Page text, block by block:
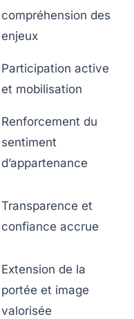
compréhension des
enjeux
Participation active
et mobilisation
Renforcement du
sentiment
d’appartenance
Transparence et
confiance accrue
Extension de la
portée et image
valorisée